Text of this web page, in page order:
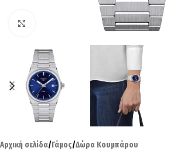
Αρχική σελίδα/Γάμος/Δώρα Κουμπάρου